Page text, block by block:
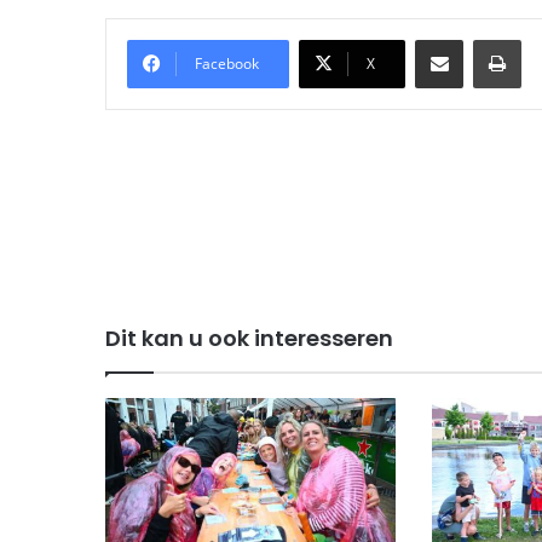
Facebook X
Delen via Email
Dit kan u ook interesseren